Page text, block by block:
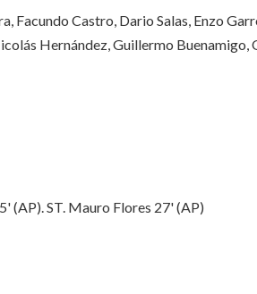
Facundo Castro, Dario Salas, Enzo
Hernández, Guillermo Buenamigo,
(AP). ST. Mauro Flores 27' (AP)